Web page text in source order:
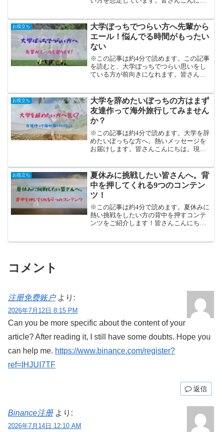
ンサー」という言葉をよく聞きますよ
ね。この言葉に対...
お役立ち
大学ぼっちでつらい方へ先輩から
エール！悩んでる時間がもったい
ない
※この記事は約4分で読めます。この記事
を読むと、大学ぼっちでつらい思いをし
ている方が前向きになれます。皆さんこ
送りします！大学ぼっちでつらい思いを
していませんか？確かに...
お役立ち
大学を辞めたいぼっちの方はまず
友達作って海外旅行してみません
か？
※この記事は約4分で読めます。大学を辞
めたいぼっちな方へ。熱いメッセージを
お届けします。皆さんこんにちは。現役
「大学辞めたい。ぼっちだし、通う意味
なんてないじゃん。」これ...
お役立ち
夏休みに挑戦したい皆さんへ。背
中を押してくれる9つのコンテン
ツ！
※この記事は約4分で読めます。夏休みに
熱い挑戦をしたい方の背中を押すコンテ
ンツをご紹介します！皆さんこんにち
コメント
注册免费账户 より:
2026年7月12日 8:15 PM
Can you be more specific about the content of your
article? After reading it, I still have some doubts. Hope you
can help me. https://www.binance.com/register?
ref=IHJUI7TF
返信
Binance注册 より:
2026年7月14日 12:10 AM